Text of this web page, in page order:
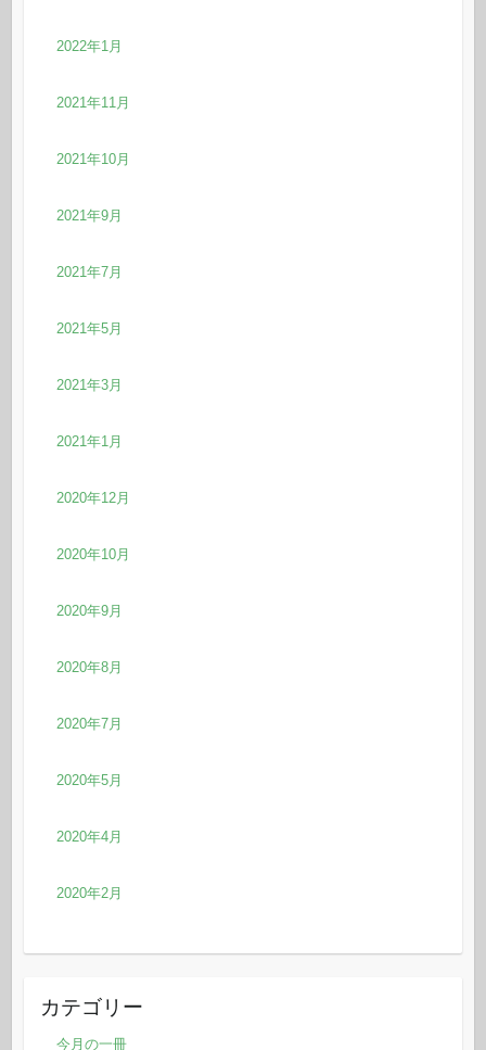
2022年1月
2021年11月
2021年10月
2021年9月
2021年7月
2021年5月
2021年3月
2021年1月
2020年12月
2020年10月
2020年9月
2020年8月
2020年7月
2020年5月
2020年4月
2020年2月
カテゴリー
今月の一冊